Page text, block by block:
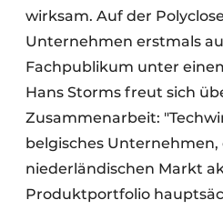
wirksam. Auf der
Unternehmen erstmals
Fachpublikum unter
Hans Storms freut sich
Zusammenarbeit:
belgisches Unternehmen,
niederländischen Markt
Produktportfolio